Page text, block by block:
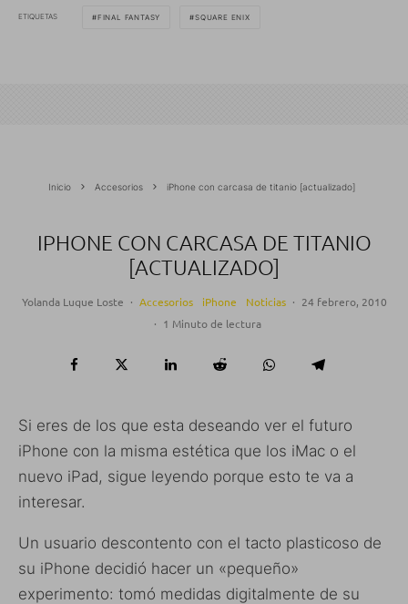
ETIQUETAS FINAL FANTASY SQUARE ENIX
Inicio Accesorios iPhone con carcasa de titanio [actualizado]
IPHONE CON CARCASA DE TITANIO
[ACTUALIZADO]
Yolanda Luque Loste · Accesorios iPhone Noticias · 24 febrero, 2010
· 1 Minuto de lectura
Si eres de los que esta deseando ver el futuro
iPhone con la misma estética que los iMac o el
nuevo iPad, sigue leyendo porque esto te va a
interesar.
Un usuario descontento con el tacto plasticoso de
su iPhone decidió hacer un «pequeño»
experimento: tomó medidas digitalmente de su